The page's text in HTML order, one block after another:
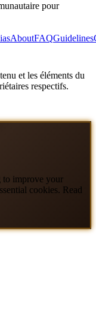
pour
AboutFAQGuidelines
et les éléments du
respectifs.
to improve your
cookies. Read